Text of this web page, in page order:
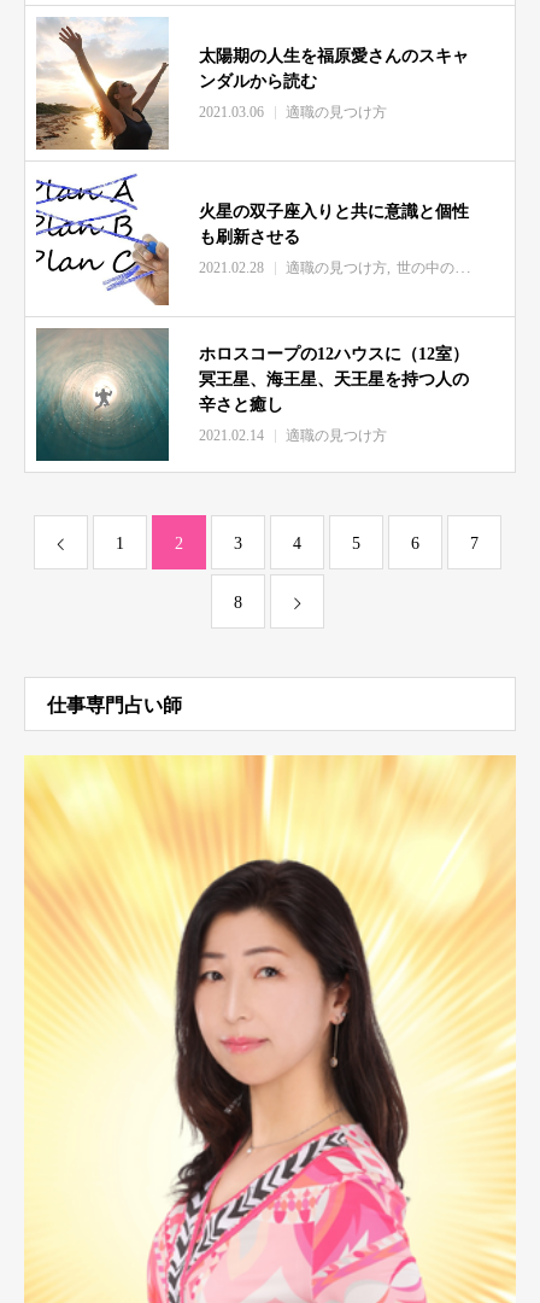
太陽期の人生を福原愛さんのスキャ
ンダルから読む
2021.03.06 適職の見つけ方
火星の双子座入りと共に意識と個性
も刷新させる
2021.02.28 適職の見つけ方 世の中の出来事
ホロスコープの12ハウスに（12室）
冥王星、海王星、天王星を持つ人の
辛さと癒し
2021.02.14 適職の見つけ方
1 2 3 4 5 6 7
8
仕事専門占い師